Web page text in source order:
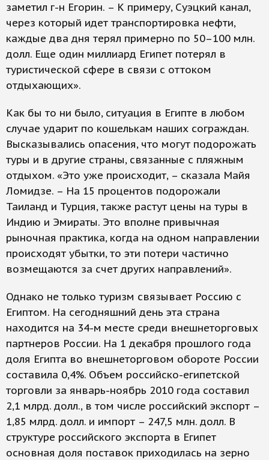
заметил г-н Егорин. – К примеру, Суэцкий канал,
через который идет транспортировка нефти,
каждые два дня терял примерно по 50–100 млн.
долл. Еще один миллиард Египет потерял в
туристической сфере в связи с оттоком
отдыхающих».
Как бы то ни было, ситуация в Египте в любом
случае ударит по кошелькам наших сограждан.
Высказывались опасения, что могут подорожать
туры и в другие страны, связанные с пляжным
отдыхом. «Это уже происходит, – сказала Майя
Ломидзе. – На 15 процентов подорожали
Таиланд и Турция, также растут цены на туры в
Индию и Эмираты. Это вполне привычная
рыночная практика, когда на одном направлении
происходят убытки, то эти потери частично
возмещаются за счет других направлений».
Однако не только туризм связывает Россию с
Египтом. На сегодняшний день эта страна
находится на 34-м месте среди внешнеторговых
партнеров России. На 1 декабря прошлого года
доля Египта во внешнеторговом обороте России
составила 0,4%. Объем российско-египетской
торговли за январь-ноябрь 2010 года составил
2,1 млрд. долл., в том числе российский экспорт –
1,85 млрд. долл. и импорт – 247,5 млн. долл. В
структуре российского экспорта в Египет
основная доля поставок приходилась на зерно